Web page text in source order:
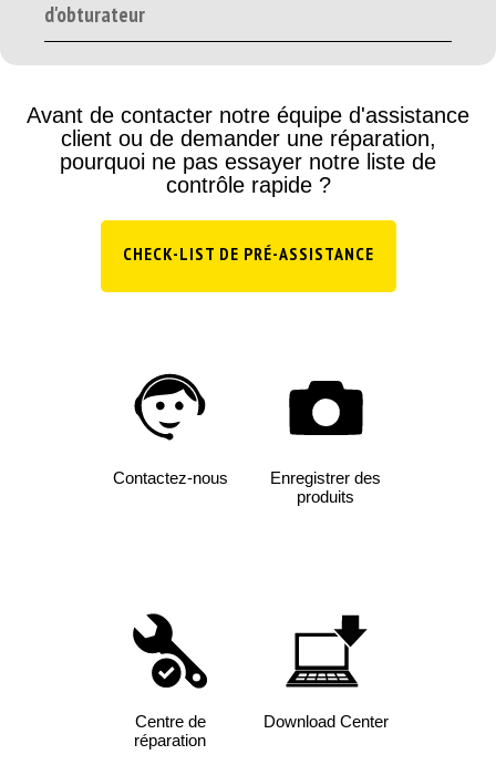
d'obturateur
Avant de contacter notre équipe d'assistance
client ou de demander une réparation,
pourquoi ne pas essayer notre liste de
contrôle rapide ?
CHECK-LIST DE PRÉ-ASSISTANCE
Contactez-nous
Enregistrer des
produits
Centre de
réparation
Download Center